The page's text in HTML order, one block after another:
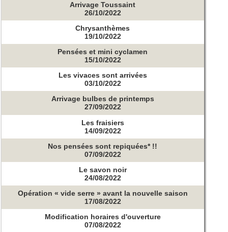
Arrivage Toussaint
26/10/2022
Chrysanthèmes
19/10/2022
Pensées et mini cyclamen
15/10/2022
Les vivaces sont arrivées
03/10/2022
Arrivage bulbes de printemps
27/09/2022
Les fraisiers
14/09/2022
Nos pensées sont repiquées* !!
07/09/2022
Le savon noir
24/08/2022
Opération « vide serre » avant la nouvelle saison
17/08/2022
Modification horaires d'ouverture
07/08/2022